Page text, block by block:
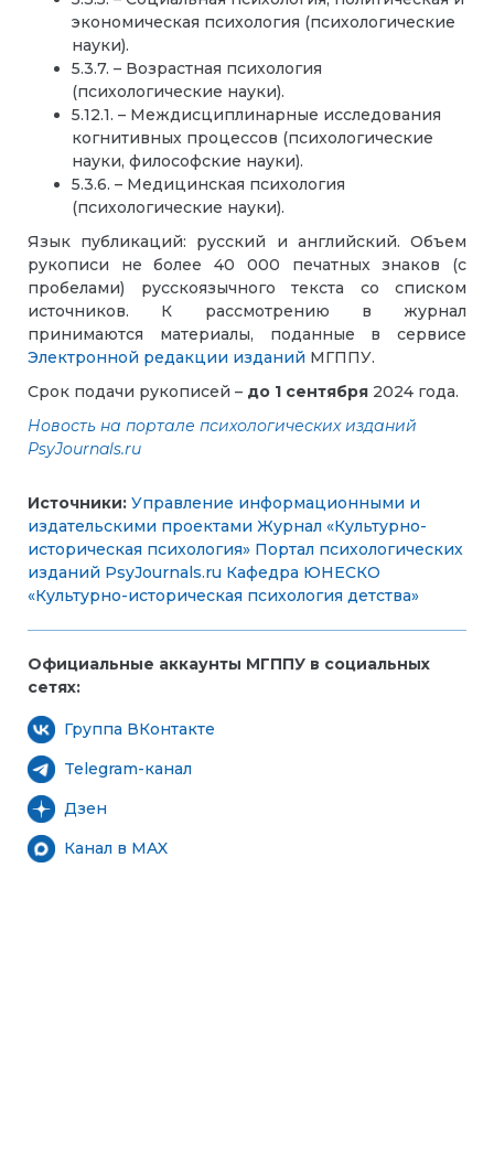
экономическая психология (психологические
науки).
5.3.7. – Возрастная психология
(психологические науки).
5.12.1. – Междисциплинарные исследования
когнитивных процессов (психологические
науки, философские науки).
5.3.6. – Медицинская психология
(психологические науки).
Язык публикаций: русский и английский. Объем
рукописи не более 40 000 печатных знаков (с
пробелами) русскоязычного текста со списком
источников. К рассмотрению в журнал
принимаются материалы, поданные в сервисе
Электронной редакции изданий МГППУ.
Срок подачи рукописей – до 1 сентября 2024 года.
Новость на портале психологических изданий
PsyJournals.ru
Источники: Управление информационными и
издательскими проектами Журнал «Культурно-
историческая психология» Портал психологических
изданий PsyJournals.ru Кафедра ЮНЕСКО
«Культурно-историческая психология детства»
Официальные аккаунты МГППУ в социальных
сетях:
Группа ВКонтакте
Telegram-канал
Дзен
Канал в MAX